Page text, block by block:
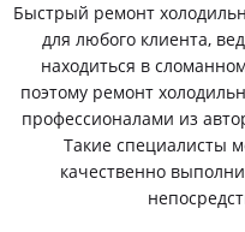
Быстрый ремонт
для любого клиента,
находиться в
поэтому ремонт
профессионалами из
Такие специалисты
качественно